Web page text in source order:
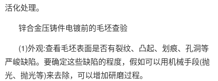
活化处理。
锌合金压铸件电镀前的毛坯查验
(1)外观:查看毛坯表面是否有裂纹、凸起、划痕、孔洞等
严峻缺陷。要确定这些缺陷的程度，假如可以用机械手段(抛
光、抛光等)来去除，可以增加研磨过程。